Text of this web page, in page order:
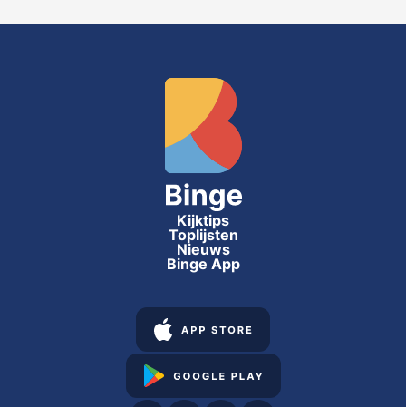
Kijktips
Toplijsten
Nieuws
Binge App